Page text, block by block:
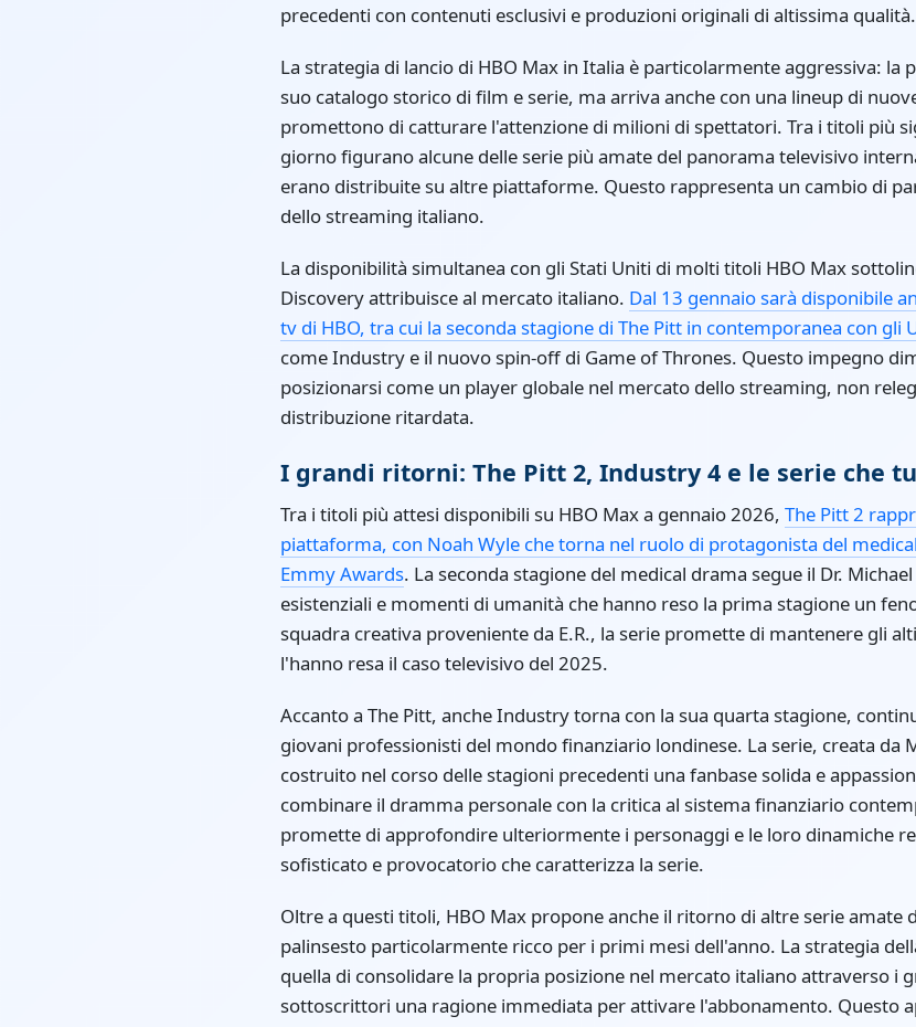
precedenti con contenuti esclusivi e produzioni originali di altissima qualità.
La strategia di lancio di HBO Max in Italia è particolarmente aggressiva:
suo catalogo storico di film e serie, ma arriva anche con una lineup di
promettono di catturare l'attenzione di milioni di spettatori. Tra i titoli più
giorno figurano alcune delle serie più amate del panorama televisivo
erano distribuite su altre piattaforme. Questo rappresenta un cambio di
dello streaming italiano.
La disponibilità simultanea con gli Stati Uniti di molti titoli HBO Max
Discovery attribuisce al mercato italiano. Dal 13 gennaio sarà disponibile
tv di HBO, tra cui la seconda stagione di The Pitt in contemporanea con gli
come Industry e il nuovo spin-off di Game of Thrones. Questo impegno
posizionarsi come un player globale nel mercato dello streaming, non
distribuzione ritardata.
I grandi ritorni: The Pitt 2, Industry 4 e le serie che
Tra i titoli più attesi disponibili su HBO Max a gennaio 2026, The Pitt 2
piattaforma, con Noah Wyle che torna nel ruolo di protagonista del
Emmy Awards. La seconda stagione del medical drama segue il Dr.
esistenziali e momenti di umanità che hanno reso la prima stagione un
squadra creativa proveniente da E.R., la serie promette di mantenere gli
l'hanno resa il caso televisivo del 2025.
Accanto a The Pitt, anche Industry torna con la sua quarta stagione,
giovani professionisti del mondo finanziario londinese. La serie, creata da
costruito nel corso delle stagioni precedenti una fanbase solida e
combinare il dramma personale con la critica al sistema finanziario
promette di approfondire ulteriormente i personaggi e le loro dinamiche
sofisticato e provocatorio che caratterizza la serie.
Oltre a questi titoli, HBO Max propone anche il ritorno di altre serie amate
palinsesto particolarmente ricco per i primi mesi dell'anno. La strategia
quella di consolidare la propria posizione nel mercato italiano attraverso i
sottoscrittori una ragione immediata per attivare l'abbonamento. Questo